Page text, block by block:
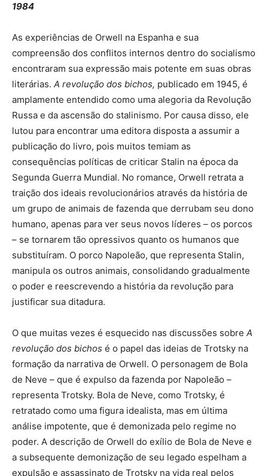
1984
As experiências de Orwell na Espanha e sua
compreensão dos conflitos internos dentro do socialismo
encontraram sua expressão mais potente em suas obras
literárias. A revolução dos bichos, publicado em 1945, é
amplamente entendido como uma alegoria da Revolução
Russa e da ascensão do stalinismo. Por causa disso, ele
lutou para encontrar uma editora disposta a assumir a
publicação do livro, pois muitos temiam as
consequências políticas de criticar Stalin na época da
Segunda Guerra Mundial. No romance, Orwell retrata a
traição dos ideais revolucionários através da história de
um grupo de animais de fazenda que derrubam seu dono
humano, apenas para ver seus novos líderes – os porcos
– se tornarem tão opressivos quanto os humanos que
substituíram. O porco Napoleão, que representa Stalin,
manipula os outros animais, consolidando gradualmente
o poder e reescrevendo a história da revolução para
justificar sua ditadura.
O que muitas vezes é esquecido nas discussões sobre A
revolução dos bichos é o papel das ideias de Trotsky na
formação da narrativa de Orwell. O personagem de Bola
de Neve – que é expulso da fazenda por Napoleão –
representa Trotsky. Bola de Neve, como Trotsky, é
retratado como uma figura idealista, mas em última
análise impotente, que é demonizada pelo regime no
poder. A descrição de Orwell do exílio de Bola de Neve e
a subsequente demonização de seu legado espelham a
expulsão e assassinato de Trotsky na vida real pelos